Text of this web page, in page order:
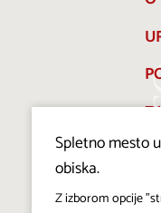
Spletno mesto
obiska.
Z izborom opcije